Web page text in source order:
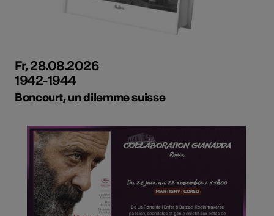
Fr, 28.08.2026
1942-1944
Boncourt, un dilemme suisse